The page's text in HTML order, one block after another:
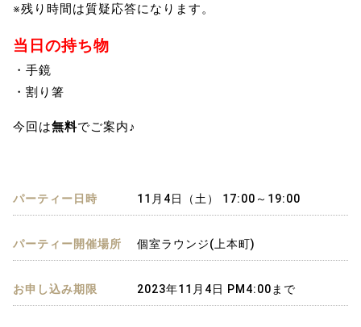
※残り時間は質疑応答になります。
当日の持ち物
・手鏡
・割り箸
今回は無料でご案内♪
パーティー日時 11月4日（土） 17:00～19:00
パーティー開催場所 個室ラウンジ(上本町)
お申し込み期限 2023年11月4日 PM4:00まで